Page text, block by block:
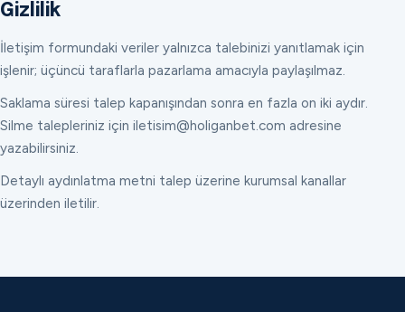
Gizlilik
İletişim formundaki veriler yalnızca talebinizi yanıtlamak için
işlenir; üçüncü taraflarla pazarlama amacıyla paylaşılmaz.
Saklama süresi talep kapanışından sonra en fazla on iki aydır.
Silme talepleriniz için iletisim@holiganbet.com adresine
yazabilirsiniz.
Detaylı aydınlatma metni talep üzerine kurumsal kanallar
üzerinden iletilir.